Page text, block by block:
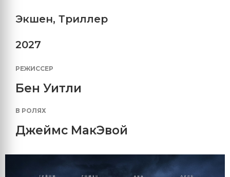
Экшен, Триллер
2027
РЕЖИССЕР
Бен Уитли
В РОЛЯХ
Джеймс МакЭвой